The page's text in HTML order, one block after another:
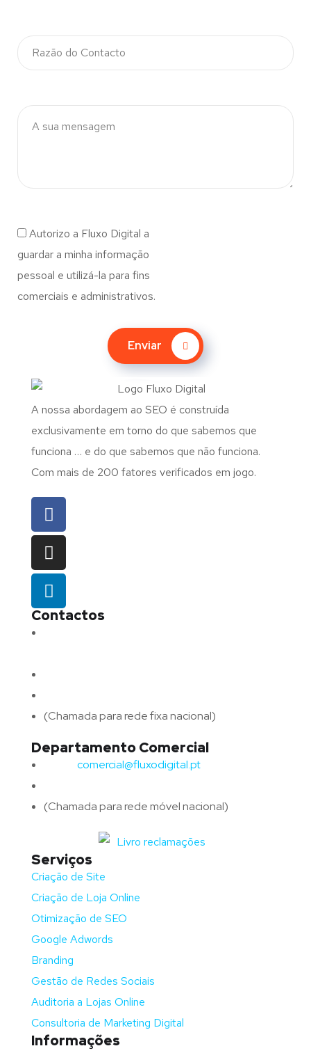
Autorizo a Fluxo Digital a
guardar a minha informação
pessoal e utilizá-la para fins
comerciais e administrativos.
Enviar
A nossa abordagem ao SEO é construída
exclusivamente em torno do que sabemos que
funciona … e do que sabemos que não funciona.
Com mais de 200 fatores verificados em jogo.
Contactos
(Chamada para rede fixa nacional)
Departamento Comercial
comercial@fluxodigital.pt
(Chamada para rede móvel nacional)
Serviços
Criação de Site
Criação de Loja Online
Otimização de SEO
Google Adwords
Branding
Gestão de Redes Sociais
Auditoria a Lojas Online
Consultoria de Marketing Digital
Informações